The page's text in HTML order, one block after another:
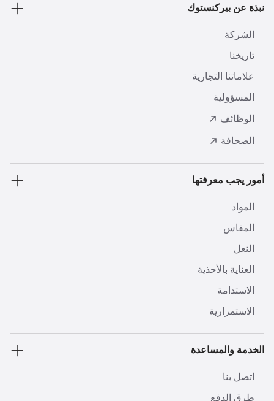
نبذة عن بيركنستوك
الشركة
تاريخنا
علاماتنا التجارية
المسؤولية
الوظائف
الصحافة
أمور يجب معرفتها
المواد
المقاس
النعل
العناية بالأحذية
الاستدامة
الاستمرارية
الخدمة والمساعدة
اتصل بنا
طرق الدفع